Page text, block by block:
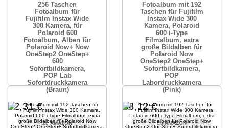
256 Taschen
Fotoalbum für
Fujifilm Instax Wide
300 Kamera, für
Polaroid 600
Fotoalbum, Alben für
Polaroid Now+ Now
OneStep2 OneStep+
600
Sofortbildkamera,
POP Lab
Sofortdruckkamera
(Braun)
52,31 €
AMAZON
Fotoalbum mit 192
Taschen für Fujifilm
Instax Wide 300
Kamera, Polaroid
600 i-Type
Filmalbum, extra
große Bildalben für
Polaroid Now
OneStep2 OneStep+
Sofortbildkamera,
POP
Labordruckkamera
(Pink)
58,12 €
AMAZON